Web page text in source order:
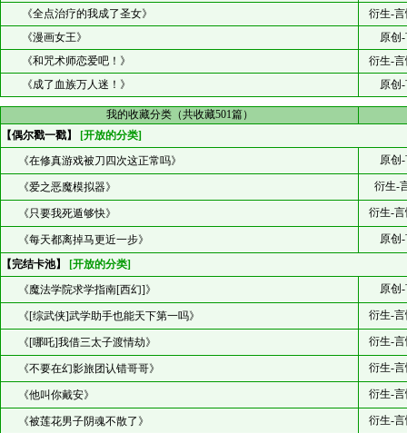
《全点治疗的我成了圣女》
衍生-
《漫画女王》
原创
《和咒术师恋爱吧！》
衍生-
《成了血族万人迷！》
原创
我的收藏分类（共收藏501篇）
【偶尔戳一戳】
[开放的分类]
《在修真游戏被刀四次这正常吗》
原创
《爱之恶魔模拟器》 衍生-
《只要我死遁够快》 衍生-
《每天都离掉马更近一步》
原创
【完结卡池】
[开放的分类]
《魔法学院求学指南[西幻]》
原创
《[综武侠]武学助手也能天下第一吗》 衍生-
《[哪吒]我借三太子渡情劫》 衍生-
《不要在幻影旅团认错哥哥》 衍生-
《他叫你戴安》 衍生-
《被莲花男子阴魂不散了》 衍生-